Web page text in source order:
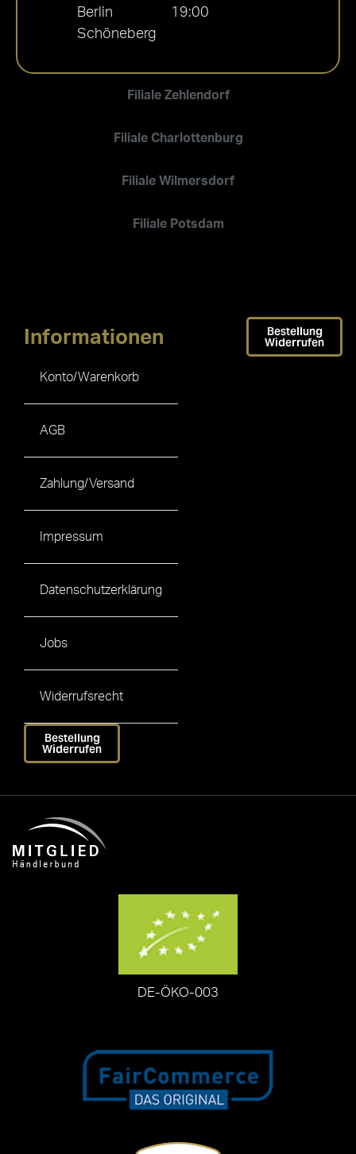
Filiale Zehlendorf
Filiale Charlottenburg
Filiale Wilmersdorf
Filiale Potsdam
Berlin
Schöneberg
19:00
Informationen
Konto/Warenkorb
AGB
Zahlung/Versand
Impressum
Datenschutzerklärung
Jobs
Widerrufsrecht
Bestellung
Widerrufen
Bestellung
Widerrufen
DE-ÖKO-003